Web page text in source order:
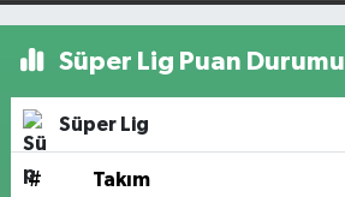
Süper Lig Puan Durumu
Süper Lig
# Takım